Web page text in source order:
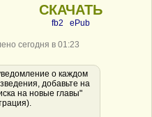
СКАЧАТЬ
fb2 ePub
сегодня в 01:23
о каждом
добавьте на
на новые главы"